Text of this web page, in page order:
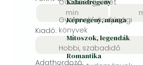
One-Punch Man manga
Gazdaság, üzlet
Gyermek- és ifjúsági
könyvek
Hobbi, szabadidő
Kalandregény
Képregény, manga
Mítoszok, legendák
Romantika
Kiadó:
Adathordozó: